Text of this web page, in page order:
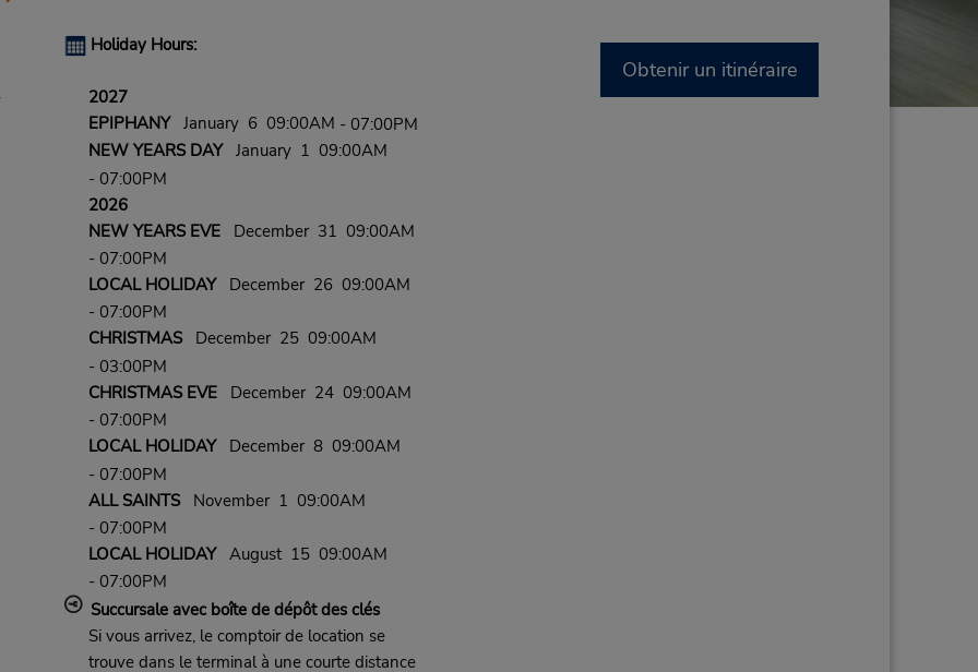
Holiday Hours:
2027
EPIPHANYJanuary 6 09:00AM - 07:00PM
NEW YEARS DAYJanuary 1 09:00AM
- 07:00PM
2026
NEW YEARS EVEDecember 31 09:00AM
- 07:00PM
LOCAL HOLIDAYDecember 26 09:00AM
- 07:00PM
CHRISTMASDecember 25 09:00AM
- 03:00PM
CHRISTMAS EVEDecember 24 09:00AM
- 07:00PM
LOCAL HOLIDAYDecember 8 09:00AM
- 07:00PM
ALL SAINTSNovember 1 09:00AM
- 07:00PM
LOCAL HOLIDAYAugust 15 09:00AM
- 07:00PM
Succursale avec boîte de dépôt des clés
Si vous arrivez, le comptoir de location se
trouve dans le terminal à une courte distance
Obtenir un itinéraire